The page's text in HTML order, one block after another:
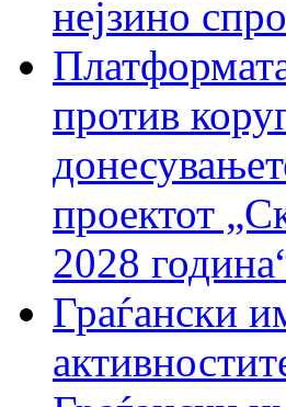
нејзино
против
проектот
2028
Граѓански